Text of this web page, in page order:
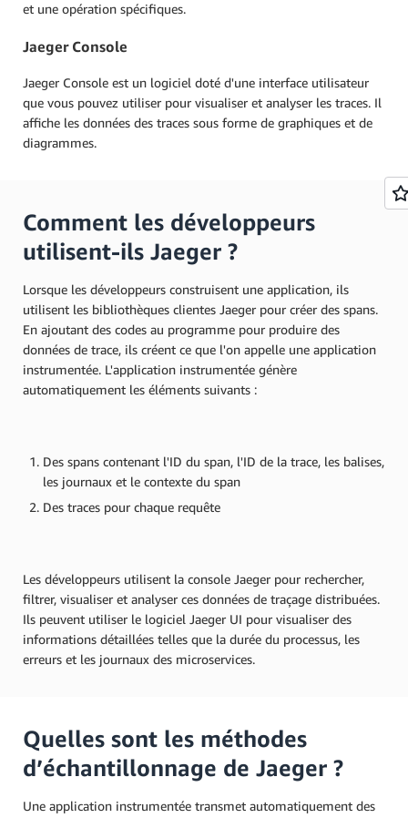
et une opération spécifiques.
Jaeger Console
Jaeger Console est un logiciel doté d'une interface utilisateur
que vous pouvez utiliser pour visualiser et analyser les traces. Il
affiche les données des traces sous forme de graphiques et de
diagrammes.
Comment les développeurs
utilisent-ils Jaeger ?
Lorsque les développeurs construisent une application, ils
utilisent les bibliothèques clientes Jaeger pour créer des spans.
En ajoutant des codes au programme pour produire des
données de trace, ils créent ce que l'on appelle une application
instrumentée. L'application instrumentée génère
automatiquement les éléments suivants :
Des spans contenant l'ID du span, l'ID de la trace, les balises,
les journaux et le contexte du span
Des traces pour chaque requête
Les développeurs utilisent la console Jaeger pour rechercher,
filtrer, visualiser et analyser ces données de traçage distribuées.
Ils peuvent utiliser le logiciel Jaeger UI pour visualiser des
informations détaillées telles que la durée du processus, les
erreurs et les journaux des microservices.
Quelles sont les méthodes
d’échantillonnage de Jaeger ?
Une application instrumentée transmet automatiquement des